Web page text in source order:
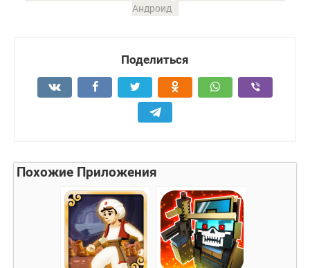
Андроид
Поделиться
Похожие Приложения